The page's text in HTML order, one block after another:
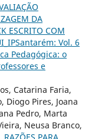
DA
ESCRITO COM
Vol. 6
Pedagógica: o
e
Catarina Faria,
Diogo Pires, Joana
Pedro, Marta
Neusa Branco,